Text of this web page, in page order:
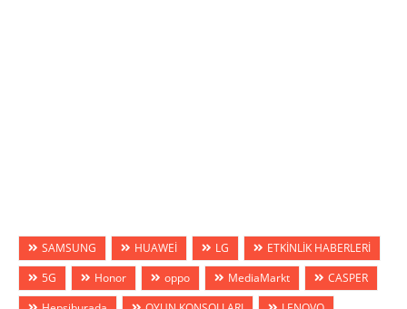
SAMSUNG HUAWEİ LG
ETKİNLİK HABERLERİ
5G
Honor oppo MediaMarkt
CASPER